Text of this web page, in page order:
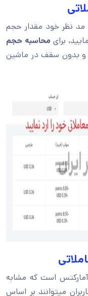
نظر خود مقدار حجم
برای محاسبه حجم
از حداقل 0.01 پیپ و بدون سقف در ماشین
است که مشابه
میتوانند بر اساس